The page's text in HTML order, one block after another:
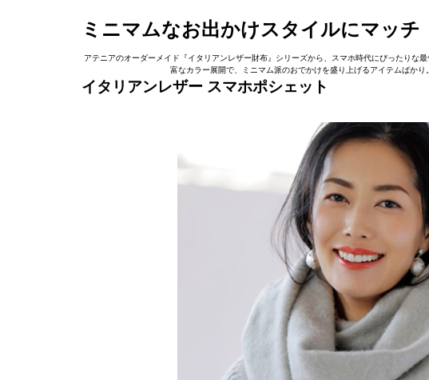
ミニマムなお出かけスタイルにマッチ
アテニアのオーダーメイド『イタリアンレザー財布』シリーズから、スマホ時代にぴったりな
富なカラー展開で、ミニマム派のおでかけを盛り上げるアイテムばかり
イタリアンレザー スマホポシェット